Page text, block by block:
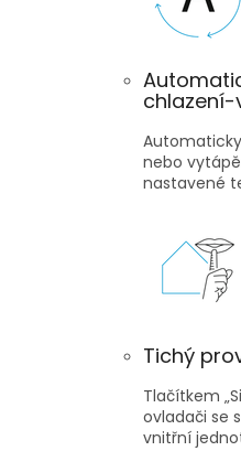
nebo
nastavené
Tichý
Tlačítkem
ovladači se
vnitřní